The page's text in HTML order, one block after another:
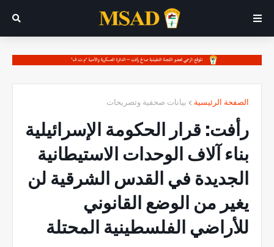
الصفحة الرئيسية بيانات صحفية وتصريحات
رأفت: قرار الحكومة الإسرائيلية
بناء آلاف الوحدات الاستيطانية
الجديدة في القدس الشرقية لن
يغير من الوضع القانوني
للأراضي الفلسطينية المحتلة